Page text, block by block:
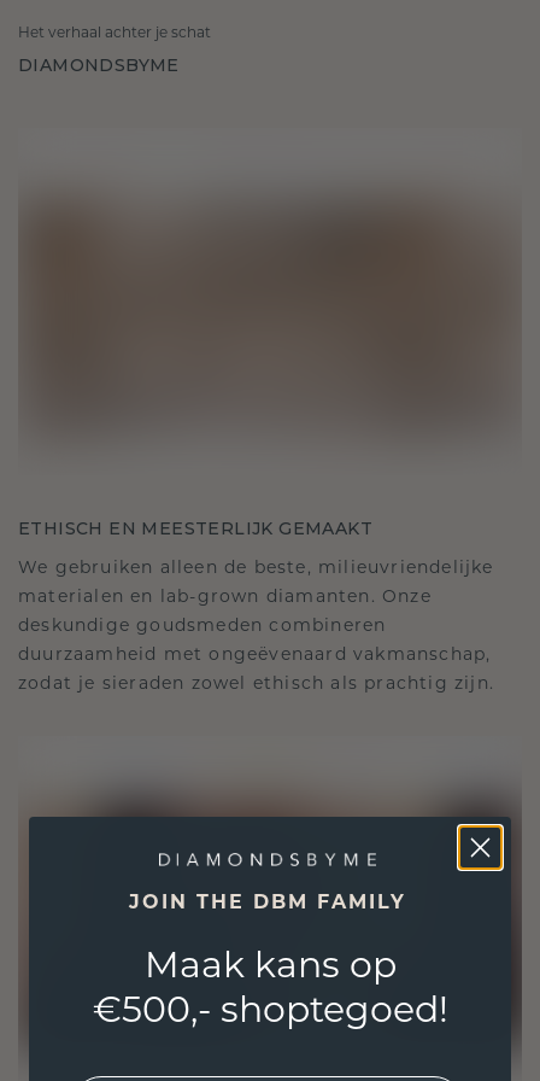
Het verhaal achter je schat
DIAMONDSBYME
ETHISCH EN MEESTERLIJK GEMAAKT
We gebruiken alleen de beste, milieuvriendelijke
materialen en lab-grown diamanten. Onze
deskundige goudsmeden combineren
duurzaamheid met ongeëvenaard vakmanschap,
zodat je sieraden zowel ethisch als prachtig zijn.
JOIN THE DBM FAMILY
Maak kans op
€500,- shoptegoed!